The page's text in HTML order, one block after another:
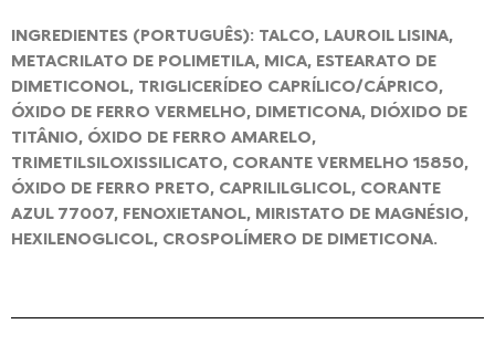
INGREDIENTES (PORTUGUÊS): TALCO, LAUROIL LISINA,
METACRILATO DE POLIMETILA, MICA, ESTEARATO DE
DIMETICONOL, TRIGLICERÍDEO CAPRÍLICO/CÁPRICO,
ÓXIDO DE FERRO VERMELHO, DIMETICONA, DIÓXIDO DE
TITÂNIO, ÓXIDO DE FERRO AMARELO,
TRIMETILSILOXISSILICATO, CORANTE VERMELHO 15850,
ÓXIDO DE FERRO PRETO, CAPRILILGLICOL, CORANTE
AZUL 77007, FENOXIETANOL, MIRISTATO DE MAGNÉSIO,
HEXILENOGLICOL, CROSPOLÍMERO DE DIMETICONA.